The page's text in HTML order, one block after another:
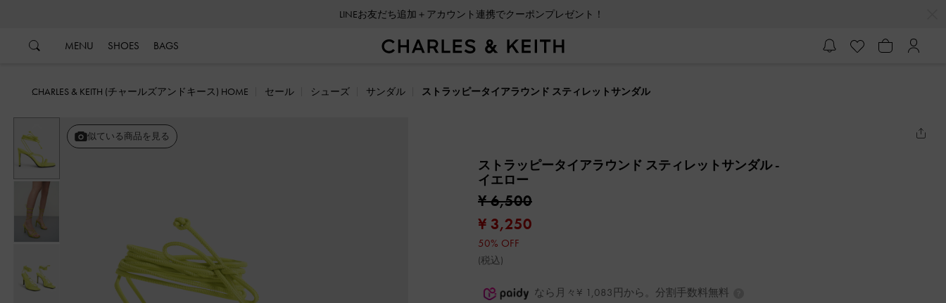
LINEお友だち追加＋アカウント連携でクーポンプレゼント！
MENU SHOES BAGS
CHARLES & KEITH (チャールズアンドキース) HOME セール シューズ サンダル ストラッピータイアラウンド スティレットサンダル
戻る 似ている商品を見る
ストラッピータイアラウンド スティレットサンダル-
イエロー
¥ 6,500
¥ 3,250
50% OFF
(税込)
なら月々¥ 1,083円から。分割手数料無料